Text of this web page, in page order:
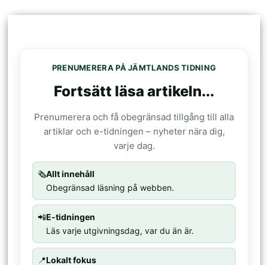
PRENUMERERA PÅ JÄMTLANDS TIDNING
Fortsätt läsa artikeln...
Prenumerera och få obegränsad tillgång till alla
artiklar och e-tidningen – nyheter nära dig,
varje dag.
🗞️Allt innehåll
Obegränsad läsning på webben.
📲E-tidningen
Läs varje utgivningsdag, var du än är.
📍Lokalt fokus